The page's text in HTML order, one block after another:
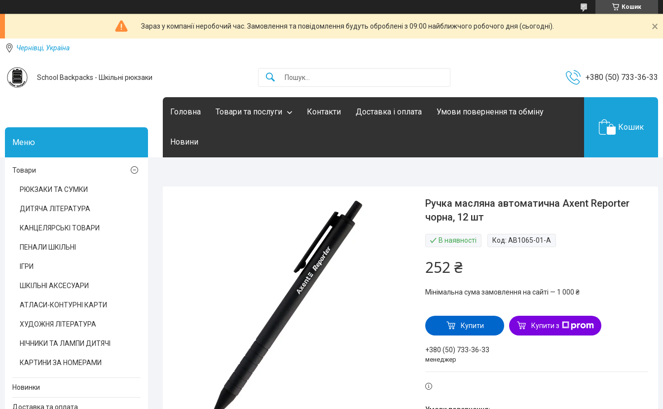
Кошик
Зараз у компанії неробочий час. Замовлення та повідомлення будуть оброблені з 09:00 найближчого робочого дня (сьогодні).
Чернівці, Україна
School Backpacks - Шкільні рюкзаки +380 (50) 733-36-33
Головна Товари та послуги Контакти Доставка і оплата Умови повернення та обміну
Новини
Кошик
Ручка масляна автоматична Axent Reporter
чорна, 12 шт
В наявності Код:AB1065-01-A
252 ₴
Мінімальна сума замовлення на сайті — 1 000 ₴
Купити Купити з
+380 (50) 733-36-33
менеджер
Товари
РЮКЗАКИ ТА СУМКИ
ДИТЯЧА ЛІТЕРАТУРА
КАНЦЕЛЯРСЬКІ ТОВАРИ
ПЕНАЛИ ШКІЛЬНІ
ІГРИ
ШКІЛЬНІ АКСЕСУАРИ
АТЛАСИ-КОНТУРНІ КАРТИ
ХУДОЖНЯ ЛІТЕРАТУРА
НІЧНИКИ ТА ЛАМПИ ДИТЯЧІ
КАРТИНИ ЗА НОМЕРАМИ
Новинки
Доставка та оплата